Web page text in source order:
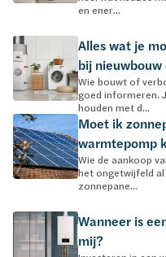
en ener...
Alles wat je
bij
Wie bouwt of
goed informeren.
houden met d...
Moet ik
warmtepomp
Wie de aankoop
het ongetwijfeld
zonnepane...
Wanneer is
mij?